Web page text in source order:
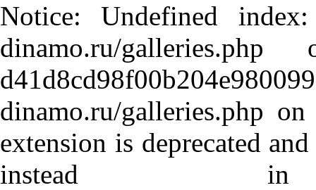
Notice: Undefined
dinamo.ru/
dinamo.ru/galleries.php
extension is deprecated
instead in /var/